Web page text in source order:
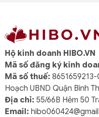
Hộ kinh doanh HIBO.VN
Mã số đăng ký kinh
Mã số thuế:
Hoạch UBND Quận Bình
Địa chỉ: 55/66B Hẻm 50
Email: